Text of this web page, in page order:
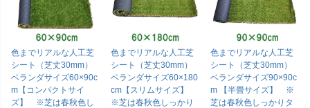
色までリアルな人工芝
シート（芝丈30mm）
ベランダサイズ60×90c
m【コンパクトサイ
ズ】 ※芝は春秋色し
色までリアルな人工芝
シート（芝丈30mm）
ベランダサイズ60×180
cm【スリムサイズ】
※芝は春秋色しっかり
色までリアルな人工芝
シート（芝丈30mm）
ベランダサイズ90×90c
m 【半畳サイズ】 ※
芝は春秋色しっかりタ